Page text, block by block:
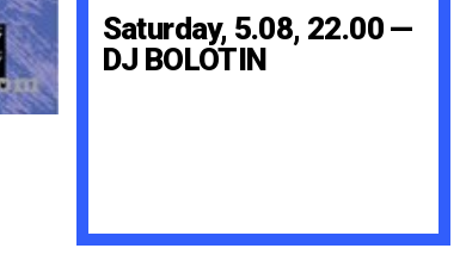
Saturday, 5.08, 22.00 —
DJ BOLOTIN